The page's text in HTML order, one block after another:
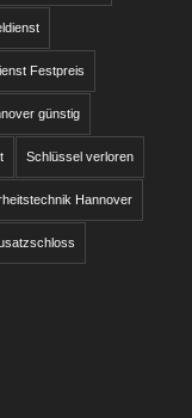
Festpreis
günstig
Schlüssel verloren
Hannover